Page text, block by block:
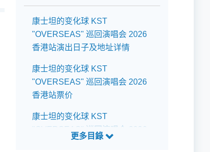
康士坦的变化球 KST
"OVERSEAS" 巡回演唱会 2026
香港站演出日子及地址详情
康士坦的变化球 KST
"OVERSEAS" 巡回演唱会 2026
香港站票价
康士坦的变化球 KST
"OVERSEAS" 巡回演唱会 2026
香港站公开发售详情